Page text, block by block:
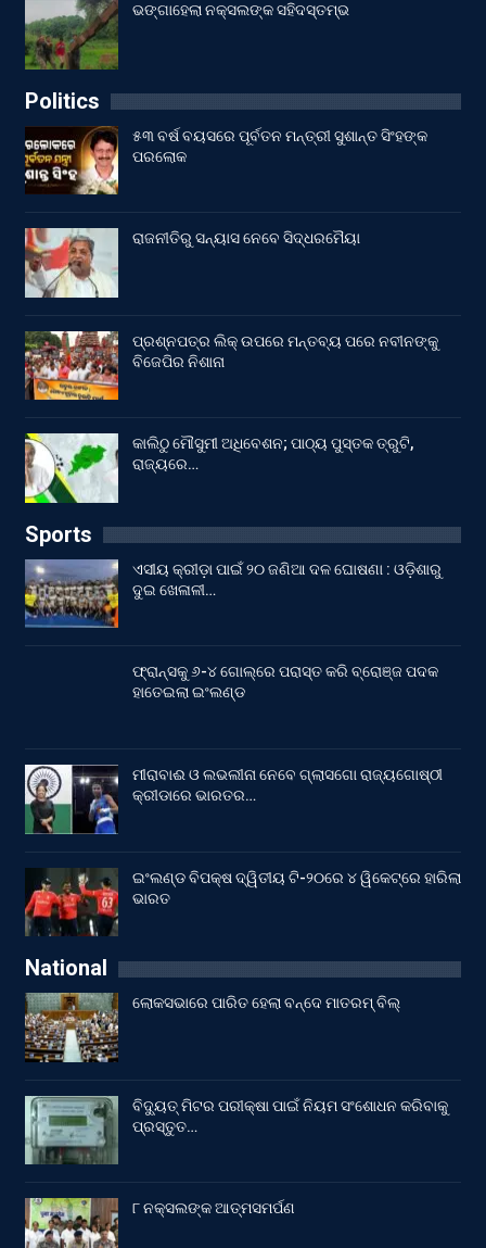
ଭଙ୍ଗାହେଲା ନକ୍ସଲଙ୍କ ସହିଦସ୍ତମ୍ଭ
Politics
୫୩ ବର୍ଷ ବୟସରେ ପୂର୍ବତନ ମନ୍ତ୍ରୀ ସୁଶାନ୍ତ ସିଂହଙ୍କ
ପରଲୋକ
ରାଜନୀତିରୁ ସନ୍ୟାସ ନେବେ ସିଦ୍ଧରମୈୟା
ପ୍ରଶ୍ନପତ୍ର ଲିକ୍ ଉପରେ ମନ୍ତବ୍ୟ ପରେ ନବୀନଙ୍କୁ
ବିଜେପିର ନିଶାନା
କାଲିଠୁ ମୌସୁମୀ ଅଧିବେଶନ; ପାଠ୍ୟ ପୁସ୍ତକ ତ୍ରୁଟି,
ରାଜ୍ୟରେ…
Sports
ଏସୀୟ କ୍ରୀଡ଼ା ପାଇଁ ୨୦ ଜଣିଆ ଦଳ ଘୋଷଣା : ଓଡ଼ିଶାରୁ
ଦୁଇ ଖେଳାଳୀ…
ଫ୍ରାନ୍ସକୁ ୬-୪ ଗୋଲ୍‌ରେ ପରାସ୍ତ କରି ବ୍ରୋଞ୍ଜ ପଦକ
ହାତେଇଲା ଇଂଲଣ୍ଡ
ମୀରାବାଈ ଓ ଲଭଲୀନା ନେବେ ଗ୍ଲାସଗୋ ରାଜ୍ୟଗୋଷ୍ଠୀ
କ୍ରୀଡାରେ ଭାରତର…
ଇଂଲଣ୍ଡ ବିପକ୍ଷ ଦ୍ୱିତୀୟ ଟି-୨୦ରେ ୪ ୱିକେଟ୍‌ରେ ହାରିଲା
ଭାରତ
National
ଲୋକସଭାରେ ପାରିତ ହେଲା ବନ୍ଦେ ମାତରମ୍‌ ବିଲ୍‌
ବିଦ୍ୟୁତ୍ ମିଟର ପରୀକ୍ଷା ପାଇଁ ନିୟମ ସଂଶୋଧନ କରିବାକୁ
ପ୍ରସ୍ତୁତ…
୮ ନକ୍ସଲଙ୍କ ଆତ୍ମସମର୍ପଣ